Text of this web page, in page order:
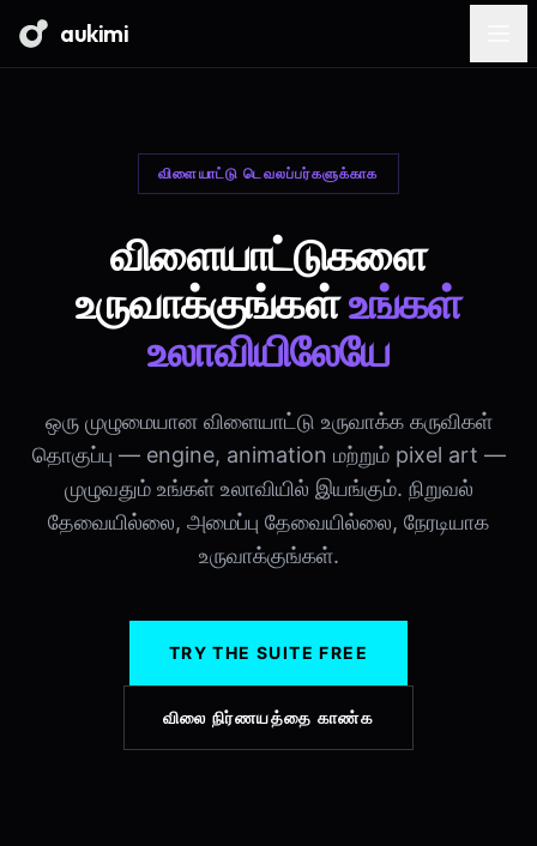
aukimi
விளையாட்டு டெவலப்பர்களுக்காக
விளையாட்டுகளை
உருவாக்குங்கள்உங்கள்
உலாவியிலேயே
ஒரு முழுமையான விளையாட்டு உருவாக்க கருவிகள்
தொகுப்பு — engine, animation மற்றும் pixel art —
முழுவதும் உங்கள் உலாவியில் இயங்கும். நிறுவல்
தேவையில்லை, அமைப்பு தேவையில்லை, நேரடியாக
உருவாக்குங்கள்.
TRY THE SUITE FREE
விலை நிர்ணயத்தை காண்க